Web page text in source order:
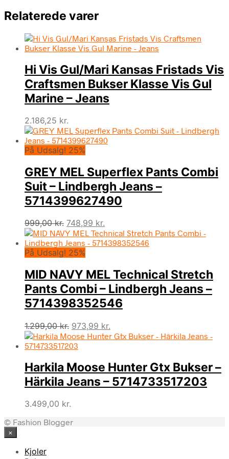
Relaterede varer
Hi Vis Gul/Mari Kansas Fristads Vis
Craftsmen Bukser Klasse Vis Gul
Marine – Jeans
2.186,25 kr.
På Udsalg! 25%
GREY MEL Superflex Pants Combi
Suit – Lindbergh Jeans –
5714399627490
999,00kr. Den
oprindelige
pris
var:
748,99 kr.
aktuelle
pris
På Udsalg! 25%
MID NAVY MEL Technical Stretch
Pants Combi – Lindbergh Jeans –
5714398352546
1.299,00kr. Den
oprindelige
pris
1.299,00 kr..
973,99 kr.
aktuelle
973,99 kr..
Harkila Moose Hunter Gtx Bukser –
Härkila Jeans – 5714733517203
3.499,00 kr.
© Fashion Blogger
×
Kjoler